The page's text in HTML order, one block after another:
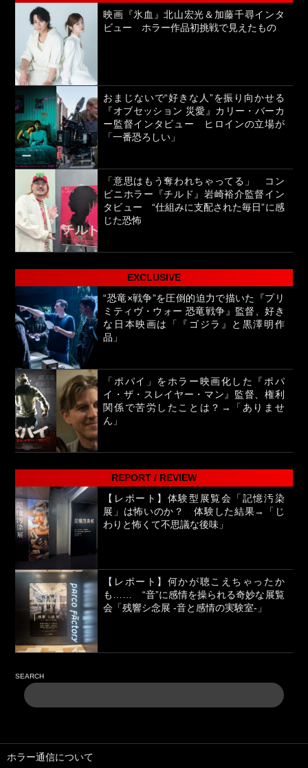
映画『氷血』北山宏光＆加藤千尋インタ
ビュー ホラー作品初挑戦で見えたもの
おまじないで“好きな人”を振り向かせる
『オブセッション 災愛』カリー・バーカ
ー監督インタビュー ヒロインの立場が
「一番恐ろしい」
「意思はもう奪われちゃってる」 コン
ビニホラー『チルド』岩崎裕介監督イン
タビュー “仕組みに支配された毎日”に感
じた恐怖
EXCLUSIVE
“恐竜×戦争”を圧倒的迫力で描いた『プリ
ミティヴ・ウォー 恐竜戦争』監督、好き
な日本映画は「『ゴジラ』と黒澤明作
品」
「ポパイ」をホラー映画化した『ポパ
イ・ザ・スレイヤー・マン』監督、権利
関係で苦労したことは？→「ありませ
ん」
REPORT / REVIEW
【レポート】体験型展覧会「記憶汚染
展」は怖いのか？ 体験した結果→「じ
わりと怖くて不思議な後味」
【レポート】何かが聴こえちゃったか
も…… “音”に感情を操られる奇妙な展覧
会「残響シ念展 -⾳と感情の実験室-」
SEARCH
ホラー通信について